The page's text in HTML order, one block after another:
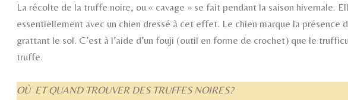
La récolte de la truffe noire, ou « cavage » se fait pendant la saison hivernale.
essentiellement avec un chien dressé à cet effet. Le chien marque la présence
grattant le sol. C’est à l’aide d’un fouji (outil en forme de crochet) que le
truffe.
OÙ ET QUAND TROUVER DES TRUFFES NOIRES?